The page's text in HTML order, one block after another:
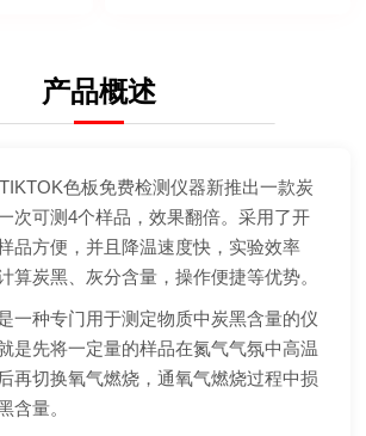
产品概述
色板免费检测仪器新推出一款炭
次可测4个样品，效果翻倍。采用了开
品方便，并且降温速度快，实验效率
算炭黑、灰分含量，操作便捷等优势。
一种专门用于测定物质中炭黑含量的仪
就是先将一定量的样品在氮气气氛中高温
后再切换氧气燃烧，通氧气燃烧过程中损
量。